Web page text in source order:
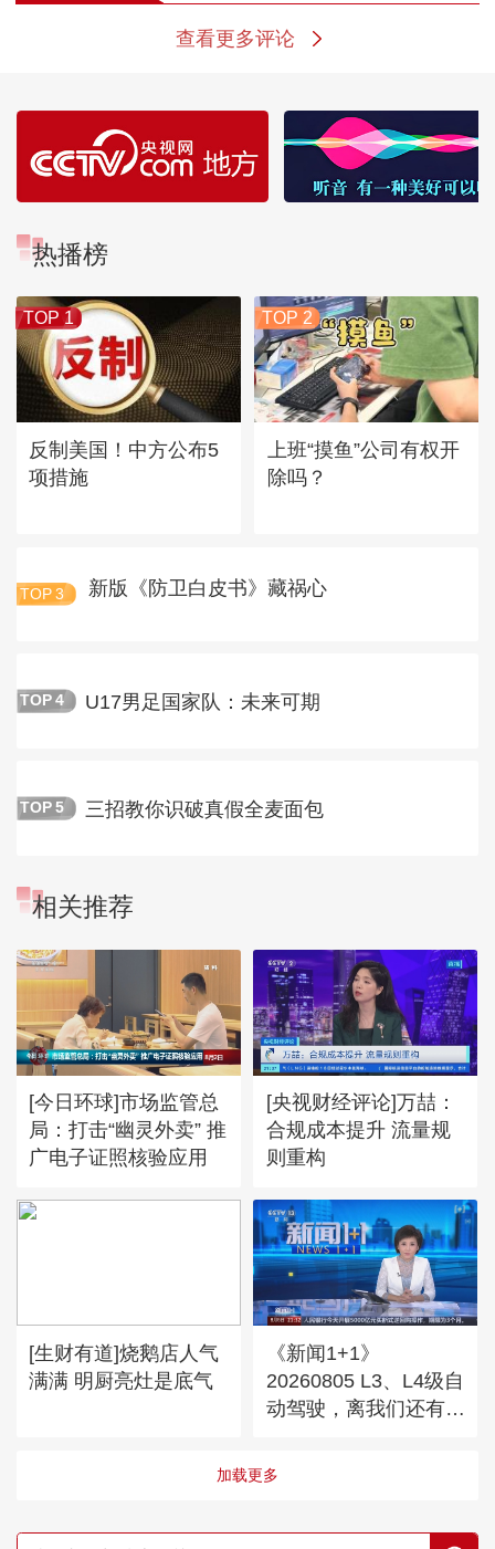
查看更多评论
热播榜
TOP 1
反制美国！中方公布5
项措施
TOP 2
上班“摸鱼”公司有权开
除吗？
TOP 3 新版《防卫白皮书》藏祸心
TOP 4 U17男足国家队：未来可期
TOP 5 三招教你识破真假全麦面包
相关推荐
[今日环球]市场监管总
局：打击“幽灵外卖” 推
广电子证照核验应用
[央视财经评论]万喆：
合规成本提升 流量规
则重构
[生财有道]烧鹅店人气
满满 明厨亮灶是底气
《新闻1+1》
20260805 L3、L4级自
动驾驶，离我们还有多
加载更多